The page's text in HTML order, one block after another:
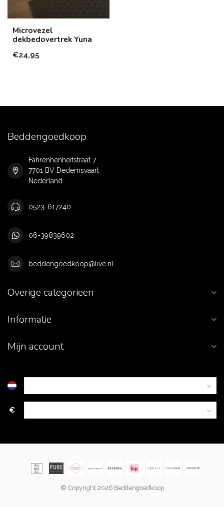
Microvezel
dekbedovertrek Yuna
€24,95
Beddengoedkoop
Fahrenhenheitstraat 7
7701 BV Dedemsvaart
Nederland
0523-617240
06-39839602
beddengoedkoop@live.nl
Overige categorieën
Informatie
Mijn account
€
© Copyright 2026 Beddengoedkoop